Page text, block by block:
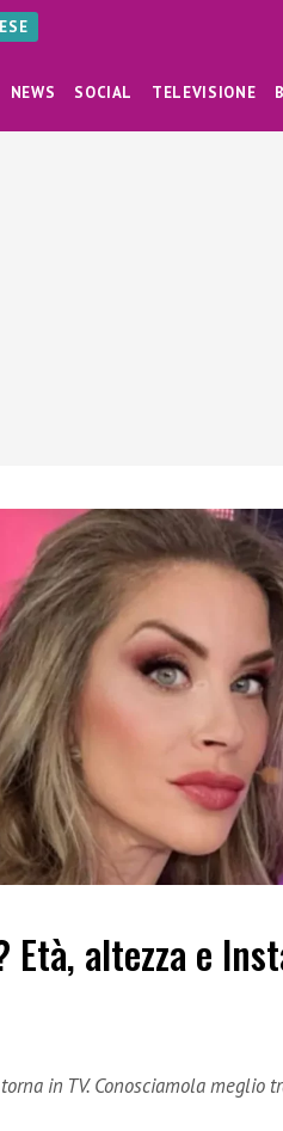
NEWS SOCIAL TELEVISIONE
Età, altezza e
in TV. Conosciamola meglio